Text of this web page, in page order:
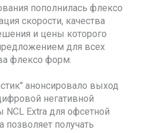
пополнилась флексо
скорости, качества
и цены которого
для всех
флексо форм.
анонсировало выход
негативной
NCL Extra для офсетной
позволяет получать